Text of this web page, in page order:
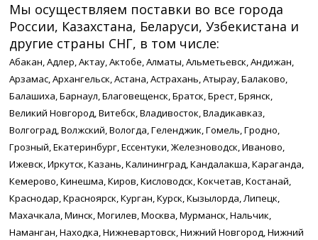
Мы осуществляем поставки во все города
России, Казахстана, Беларуси, Узбекистана и
другие страны СНГ, в том числе:
Абакан, Адлер, Актау, Актобе, Алматы, Альметьевск, Андижан,
Арзамас, Архангельск, Астана, Астрахань, Атырау, Балаково,
Балашиха, Барнаул, Благовещенск, Братск, Брест, Брянск,
Великий Новгород, Витебск, Владивосток, Владикавказ,
Волгоград, Волжский, Вологда, Геленджик, Гомель, Гродно,
Грозный, Екатеринбург, Ессентуки, Железноводск, Иваново,
Ижевск, Иркутск, Казань, Калининград, Кандалакша, Караганда,
Кемерово, Кинешма, Киров, Кисловодск, Кокчетав, Костанай,
Краснодар, Красноярск, Курган, Курск, Кызылорда, Липецк,
Махачкала, Минск, Могилев, Москва, Мурманск, Нальчик,
Наманган, Находка, Нижневартовск, Нижний Новгород, Нижний